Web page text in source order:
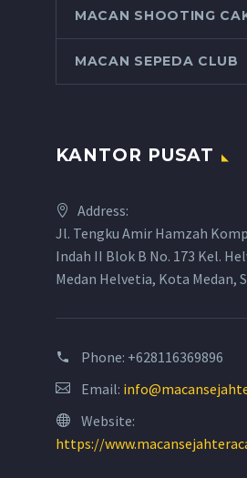
MACAN SHOOTING
MACAN SEPEDA CLUB
KANTOR PUSAT
Address:
Jl. Tengku Amir Hamzah
Indah II Blok B No. 173 Kel.
Medan Helvetia, Kota Medan,
Phone: +628116369896
Email:
Website:
https://